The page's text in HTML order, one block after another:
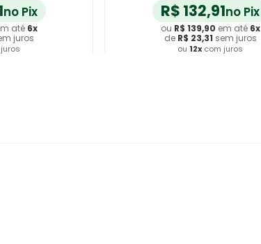
no Pix
até 6x
juros
R$ 132,91no Pix
ou R$ 139,90 em até 6x
de R$ 23,31 sem juros
ou 12x com juros